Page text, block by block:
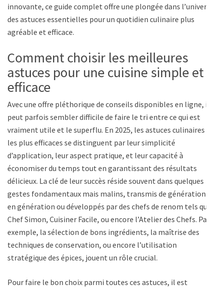
innovante, ce guide complet offre une plongée dans l’univers
des astuces essentielles pour un quotidien culinaire plus
agréable et efficace.
Comment choisir les meilleures
astuces pour une cuisine simple et
efficace
Avec une offre pléthorique de conseils disponibles en ligne, il
peut parfois sembler difficile de faire le tri entre ce qui est
vraiment utile et le superflu. En 2025, les astuces culinaires
les plus efficaces se distinguent par leur simplicité
d’application, leur aspect pratique, et leur capacité à
économiser du temps tout en garantissant des résultats
délicieux. La clé de leur succès réside souvent dans quelques
gestes fondamentaux mais malins, transmis de génération
en génération ou développés par des chefs de renom tels que
Chef Simon, Cuisiner Facile, ou encore l’Atelier des Chefs. Par
exemple, la sélection de bons ingrédients, la maîtrise des
techniques de conservation, ou encore l’utilisation
stratégique des épices, jouent un rôle crucial.
Pour faire le bon choix parmi toutes ces astuces, il est